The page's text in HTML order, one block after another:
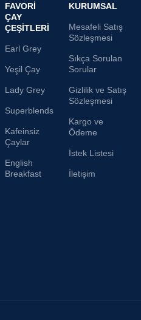
FAVORI
ÇAY
ÇEŞITLERI
Earl Grey
Yeşil Çay
Lady Grey
Superblends
Kafeinsiz
Çaylar
English
Breakfast
KURUMSAL
Mesafeli Satış
Sözleşmesi
Sıkça Sorulan
Sorular
Gizlilik ve Satış
Sözleşmesi
Kargo ve
Ödeme
İstek Listesi
İletişim